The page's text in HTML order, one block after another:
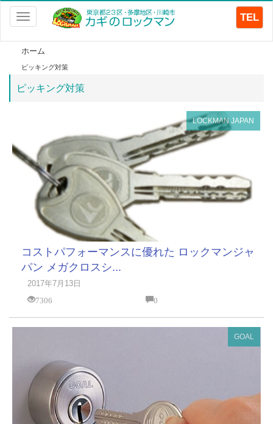
Toggle
navigation
TEL
ホーム
ピッキング対策
ピッキング対策
LOCKMAN JAPAN
コストパフォーマンスに優れた ロックマンジャ
パン メガクロスシ...
2017年7月13日
7306
0
GOAL